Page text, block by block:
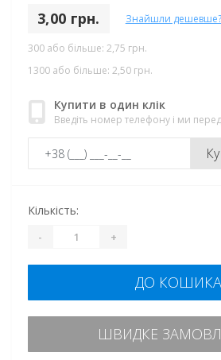
3,00 грн. Знайшли дешевше?
300 або більше: 2,75 грн.
1300 або більше: 2,50 грн.
Купити в один клік
Введіть номер телефону і ми
Кількість:
- +
ДО КОШИКА
ШВИДКЕ